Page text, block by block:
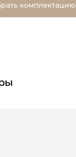
комплектацию